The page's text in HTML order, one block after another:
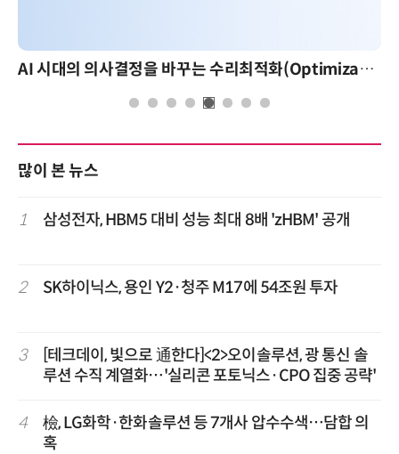
AI 시대의 의사결정을 바꾸는 수리최적화(Optimization): 실제 산업 적용 사례와 활용 전략
많이 본 뉴스
1 삼성전자, HBM5 대비 성능 최대 8배 'zHBM' 공개
2 SK하이닉스, 용인 Y2·청주 M17에 54조원 투자
3
[테크데이, 빛으로 通한다]<2>오이솔루션, 광 통신 솔
루션 수직 계열화…'실리콘 포토닉스·CPO 집중 공략'
4
檢, LG화학·한화솔루션 등 7개사 압수수색…담합 의
혹